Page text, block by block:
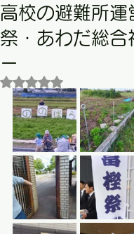
高校の避難所運
祭・あわだ総合
ー
5つ星のうちNaNと評